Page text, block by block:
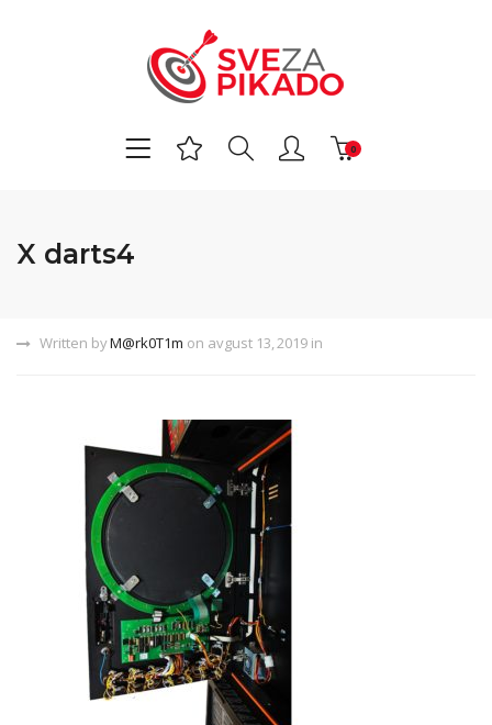
0
X darts4
Written byM@rk0T1m on avgust 13, 2019 in